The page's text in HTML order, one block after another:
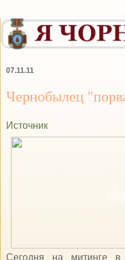
07.11.11
Чернобылец
Источник
Сегодня на митинге